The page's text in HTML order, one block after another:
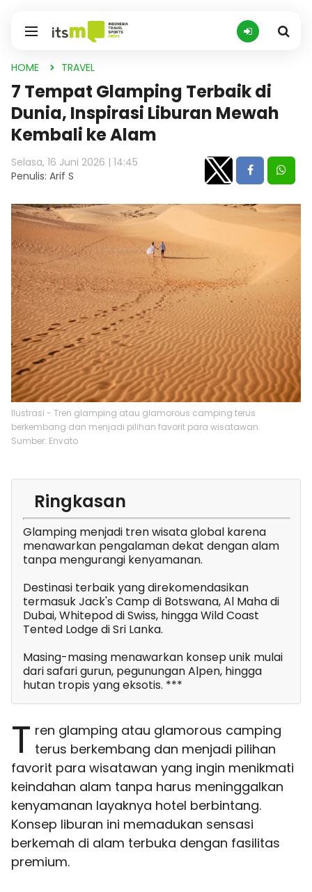
HOME TRAVEL
7 Tempat Glamping Terbaik di
Dunia, Inspirasi Liburan Mewah
Kembali ke Alam
Selasa, 16 Juni 2026 | 14:45
Penulis: Arif S
Ilustrasi - Tren glamping atau glamorous camping terus
berkembang dan menjadi pilihan favorit para wisatawan.
Sumber: Envato
Ringkasan
Glamping menjadi tren wisata global karena
menawarkan pengalaman dekat dengan alam
tanpa mengurangi kenyamanan.
Destinasi terbaik yang direkomendasikan
termasuk Jack's Camp di Botswana, Al Maha di
Dubai, Whitepod di Swiss, hingga Wild Coast
Tented Lodge di Sri Lanka.
Masing-masing menawarkan konsep unik mulai
dari safari gurun, pegunungan Alpen, hingga
hutan tropis yang eksotis. ***
T ren glamping atau glamorous camping
terus berkembang dan menjadi pilihan
favorit para wisatawan yang ingin menikmati
keindahan alam tanpa harus meninggalkan
kenyamanan layaknya hotel berbintang.
Konsep liburan ini memadukan sensasi
berkemah di alam terbuka dengan fasilitas
premium.